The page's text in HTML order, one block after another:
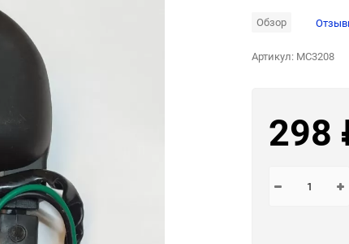
Обзор
Артикул: MC3208
298